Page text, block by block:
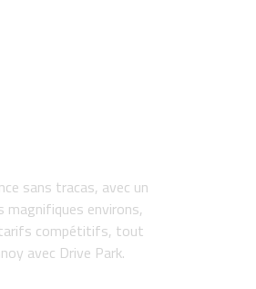
sans tracas, avec un
magnifiques environs,
tarifs compétitifs, tout
avec Drive Park.